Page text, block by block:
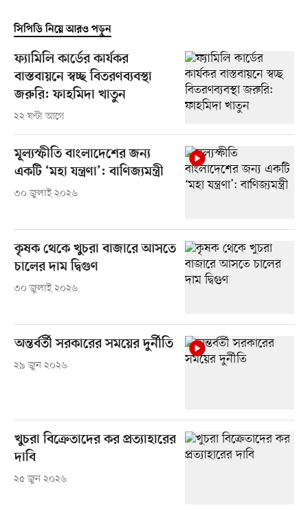
সিপিডি নিয়ে আরও পড়ুন
ফ্যামিলি কার্ডের কার্যকর
বাস্তবায়নে স্বচ্ছ বিতরণব্যবস্থা
জরুরি: ফাহমিদা খাতুন
২২ ঘণ্টা আগে
মূল্যস্ফীতি বাংলাদেশের জন্য
একটি ‘মহা যন্ত্রণা’: বাণিজ্যমন্ত্রী
৩০ জুলাই ২০২৬
কৃষক থেকে খুচরা বাজারে আসতে
চালের দাম দ্বিগুণ
৩০ জুলাই ২০২৬
অন্তর্বর্তী সরকারের সময়ের দুর্নীতি
২৯ জুন ২০২৬
খুচরা বিক্রেতাদের কর প্রত্যাহারের
দাবি
২৫ জুন ২০২৬